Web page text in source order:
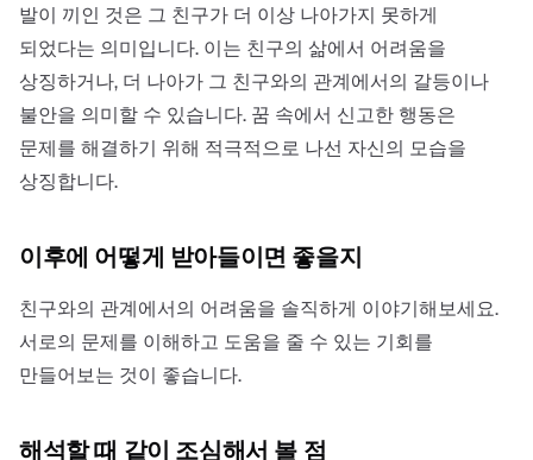
발이 끼인 것은 그 친구가 더 이상 나아가지 못하게
되었다는 의미입니다. 이는 친구의 삶에서 어려움을
상징하거나, 더 나아가 그 친구와의 관계에서의 갈등이나
불안을 의미할 수 있습니다. 꿈 속에서 신고한 행동은
문제를 해결하기 위해 적극적으로 나선 자신의 모습을
상징합니다.
이후에 어떻게 받아들이면 좋을지
친구와의 관계에서의 어려움을 솔직하게 이야기해보세요.
서로의 문제를 이해하고 도움을 줄 수 있는 기회를
만들어보는 것이 좋습니다.
해석할 때 같이 조심해서 볼 점